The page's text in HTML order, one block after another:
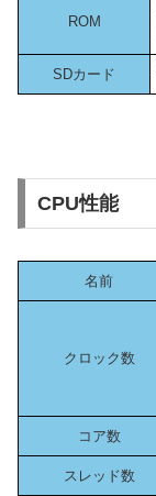
ROM
SDカード
CPU性能
名前
クロック数
コア数
スレッド数